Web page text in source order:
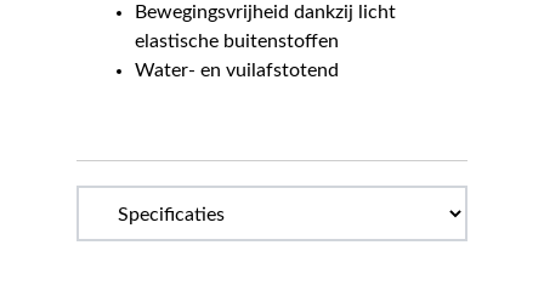
Bewegingsvrijheid dankzij licht
elastische buitenstoffen
Water- en vuilafstotend